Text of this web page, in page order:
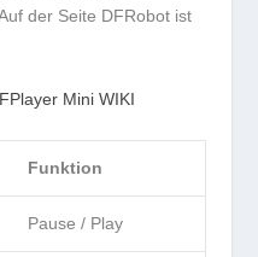
der Seite DFRobot ist
Mini WIKI
Funktion
Pause / Play